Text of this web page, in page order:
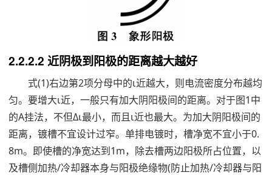
2.2.2.2 近阴极到阳极的距离越大越好
式(1)右边第2项分母中的ι近越大，则电流密度分布越均
匀。要增大ι近，一般只有加大阴阳极间的距离。对于图1中
的A挂法，不但Δι最小，而且ι近也最大。为加大阴阳极间的
距离，镀槽不宜设计过窄。单排电镀时，槽净宽不宜小于0.
8m。即使槽的净宽达到1m，除去槽两边阳极所占位置，以
及槽侧加热/冷却器本身与阳极绝缘物(防止加热/冷却器与阳